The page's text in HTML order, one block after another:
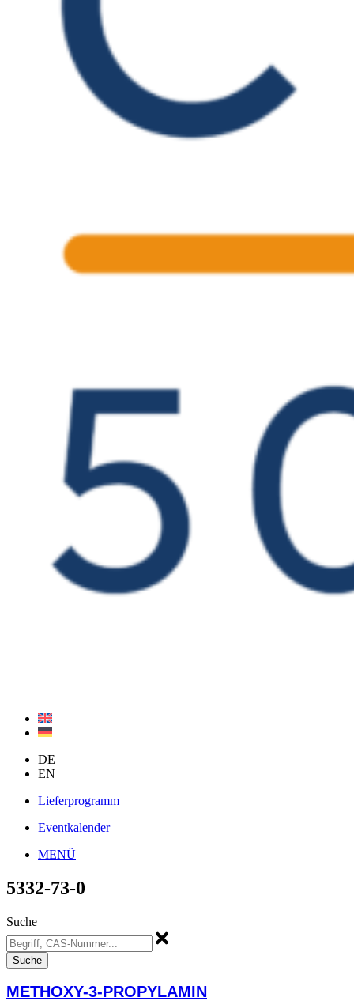
DE
EN
Lieferprogramm
Eventkalender
MENÜ
5332-73-0
Suche
Suche
METHOXY-3-PROPYLAMIN